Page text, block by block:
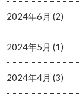
2024年6月 (2)
2024年5月 (1)
2024年4月 (3)